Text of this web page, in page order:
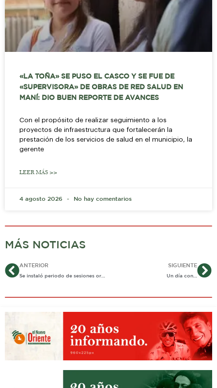
«LA TOÑA» SE PUSO EL CASCO Y SE FUE DE
«SUPERVISORA» DE OBRAS DE RED SALUD EN
MANÍ: DIO BUEN REPORTE DE AVANCES
Con el propósito de realizar seguimiento a los
proyectos de infraestructura que fortalecerán la
prestación de los servicios de salud en el municipio, la
gerente
LEER MÁS >>
4 agosto 2026 No hay comentarios
MÁS NOTICIAS
AntANTERIOR
Se instaló periodo de sesiones ordinarias en Asamblea
SIGUIENTE
Un día con…